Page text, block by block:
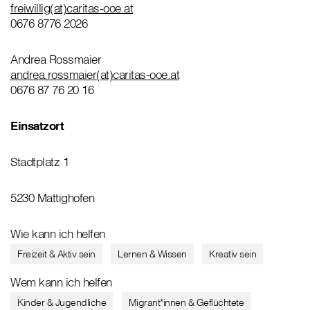
freiwillig(at)caritas-ooe.at
0676 8776 2026
Andrea Rossmaier
andrea.rossmaier(at)caritas-ooe.at
0676 87 76 20 16
Einsatzort
Stadtplatz 1
5230 Mattighofen
Wie kann ich helfen
Freizeit & Aktiv sein Lernen & Wissen Kreativ sein
Wem kann ich helfen
Kinder & Jugendliche Migrant*innen & Geflüchtete